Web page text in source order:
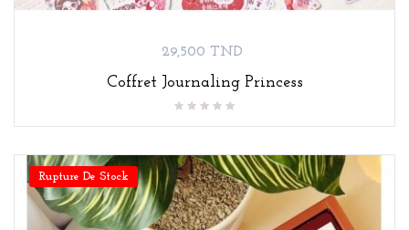
Prix
29,500 TND
Coffret Journaling Princess
Rupture De Stock